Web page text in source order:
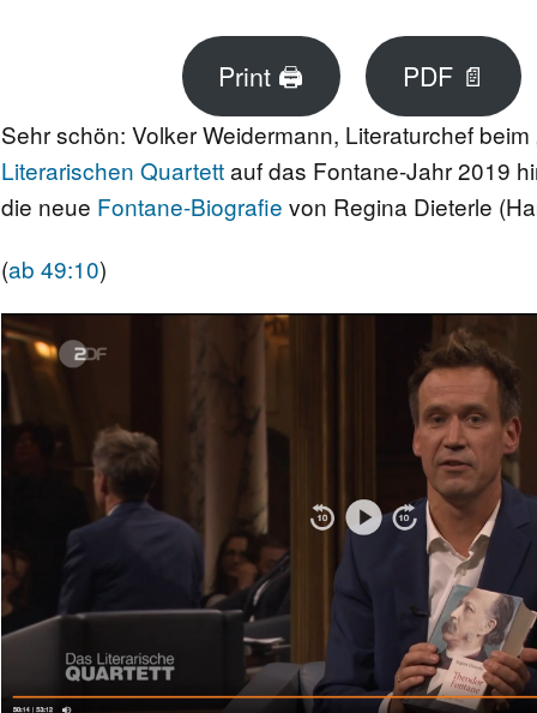
FONTANE UND SCHULE
FONTANE-
FONTANE-INSTITUTIONEN
LEBENSSTATIONEN
Print 🖨 PDF 📄
Sehr schön: Volker Weidermann, Literaturchef beim
Literarischen Quartettauf das Fontane-Jahr 2019
die neue Fontane-Biografie von Regina Dieterle
(ab 49:10)